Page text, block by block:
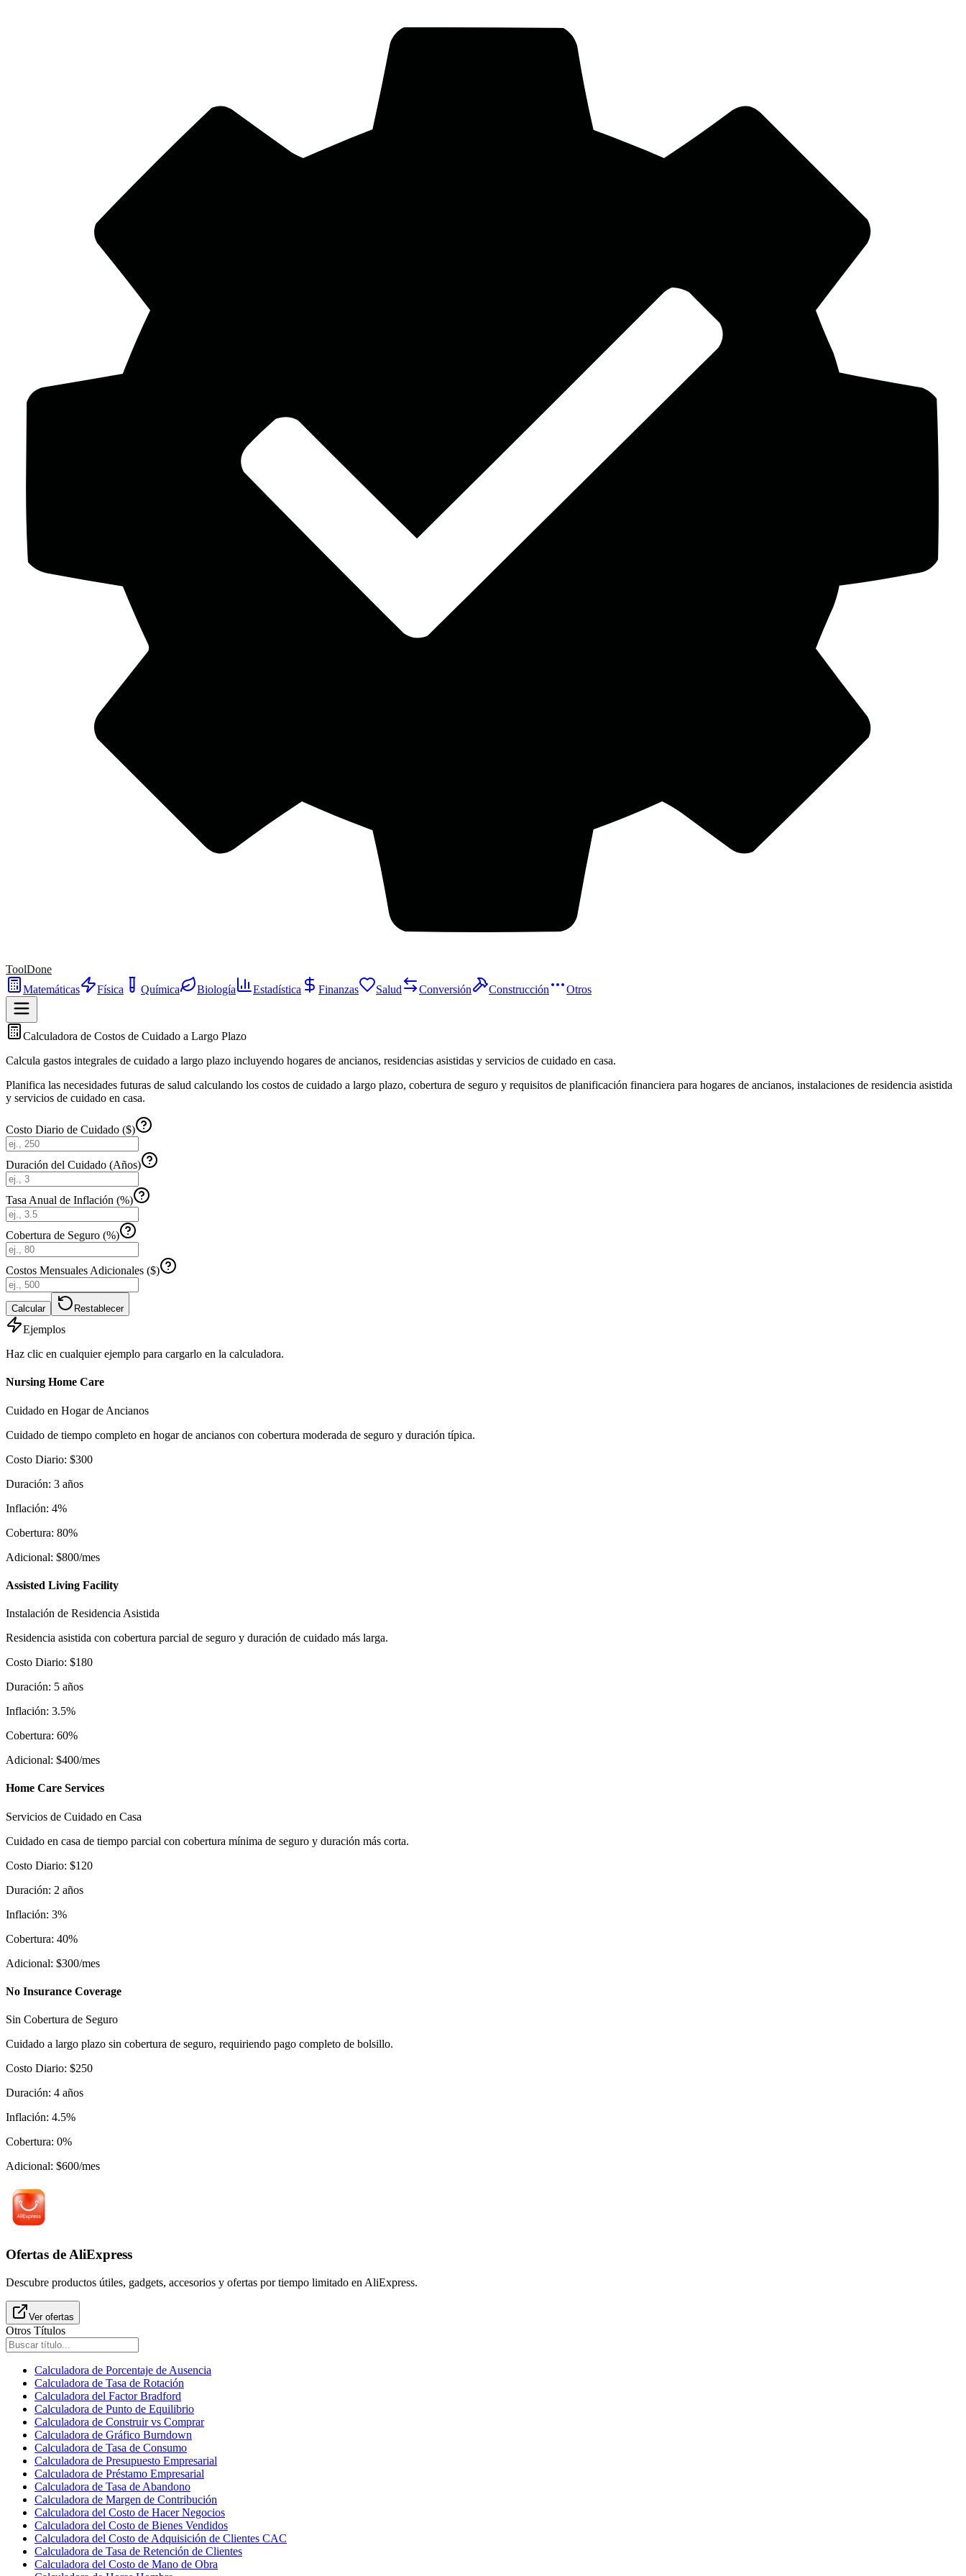
ToolDone
Matemáticas
Física Química Biología Estadística Finanzas Salud Conversión Construcción Otros
Calculadora de Costos de Cuidado a Largo Plazo
Calcula gastos integrales de cuidado a largo plazo incluyendo hogares de ancianos, residencias asistidas y servicios de cuidado en casa.
Planifica las necesidades futuras de salud calculando los costos de cuidado a largo plazo, cobertura de seguro y requisitos de planificación financiera para hogares de ancianos, instalaciones de residencia asistida
y servicios de cuidado en casa.
Costo Diario de Cuidado ($)
Duración del Cuidado (Años)
Tasa Anual de Inflación (%)
Cobertura de Seguro (%)
Costos Mensuales Adicionales ($)
Calcular Restablecer
Ejemplos
Haz clic en cualquier ejemplo para cargarlo en la calculadora.
Nursing Home Care
Cuidado en Hogar de Ancianos
Cuidado de tiempo completo en hogar de ancianos con cobertura moderada de seguro y duración típica.
Costo Diario: $300
Duración: 3 años
Inflación: 4%
Cobertura: 80%
Adicional: $800/mes
Assisted Living Facility
Instalación de Residencia Asistida
Residencia asistida con cobertura parcial de seguro y duración de cuidado más larga.
Costo Diario: $180
Duración: 5 años
Inflación: 3.5%
Cobertura: 60%
Adicional: $400/mes
Home Care Services
Servicios de Cuidado en Casa
Cuidado en casa de tiempo parcial con cobertura mínima de seguro y duración más corta.
Costo Diario: $120
Duración: 2 años
Inflación: 3%
Cobertura: 40%
Adicional: $300/mes
No Insurance Coverage
Sin Cobertura de Seguro
Cuidado a largo plazo sin cobertura de seguro, requiriendo pago completo de bolsillo.
Costo Diario: $250
Duración: 4 años
Inflación: 4.5%
Cobertura: 0%
Adicional: $600/mes
Ofertas de AliExpress
Descubre productos útiles, gadgets, accesorios y ofertas por tiempo limitado en AliExpress.
Ver ofertas
Otros Títulos
Calculadora de Porcentaje de Ausencia
Calculadora de Tasa de Rotación
Calculadora del Factor Bradford
Calculadora de Punto de Equilibrio
Calculadora de Construir vs Comprar
Calculadora de Gráfico Burndown
Calculadora de Tasa de Consumo
Calculadora de Presupuesto Empresarial
Calculadora de Préstamo Empresarial
Calculadora de Tasa de Abandono
Calculadora de Margen de Contribución
Calculadora del Costo de Hacer Negocios
Calculadora del Costo de Bienes Vendidos
Calculadora del Costo de Adquisición de Clientes CAC
Calculadora de Tasa de Retención de Clientes
Calculadora del Costo de Mano de Obra